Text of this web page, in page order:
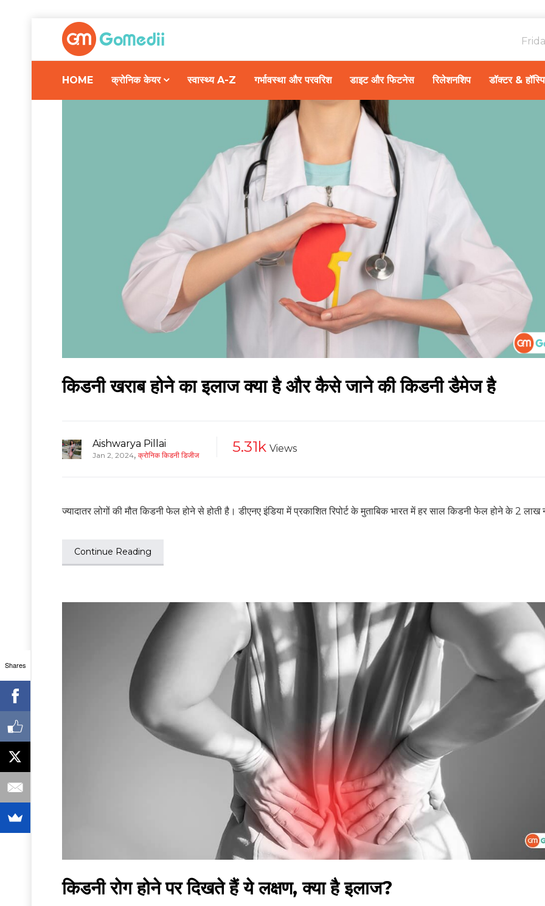
HOME क्रोनिक केयर स्वास्थ्य A-Z गर्भावस्था और परवरिश डाइट और फिटनेस रिलेशनशिप डॉक्टर &
किडनी खराब होने का इलाज क्या है और कैसे जाने की किडनी डैमेज है
Aishwarya Pillai
Jan 2, 2024, क्रोनिक किडनी डिजीज 5.31k Views
ज्यादातर लोगों की मौत किडनी फेल होने से होती है। डीएनए इंडिया में प्रकाशित रिपोर्ट के मुताबिक भारत में हर साल किडनी फेल होने के 2 लाख
Continue Reading
किडनी रोग होने पर दिखते हैं ये लक्षण, क्या है इलाज?
Shares
SUBSCRIBE NOW
हेल्थकेयर कम्युनिटी को
ज्वाइन करें
निचे बॉक्स में अपना ईमेल एंटर करें
और
स्वास्थ्य संबंधी जानकारी सबसे पहले
No Thanks